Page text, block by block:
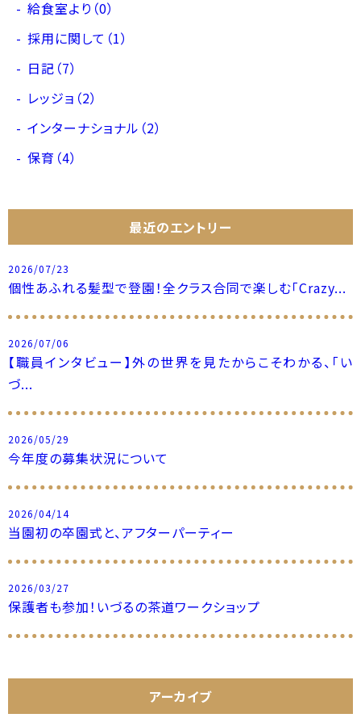
給食室より（0）
採用に関して（1）
日記（7）
レッジョ（2）
インターナショナル（2）
保育（4）
最近のエントリー
2026/07/23
個性あふれる髪型で登園！全クラス合同で楽しむ「Crazy...
2026/07/06
【職員インタビュー】外の世界を見たからこそわかる、「い
づ...
2026/05/29
今年度の募集状況について
2026/04/14
当園初の卒園式と、アフターパーティー
2026/03/27
保護者も参加！いづるの茶道ワークショップ
アーカイブ